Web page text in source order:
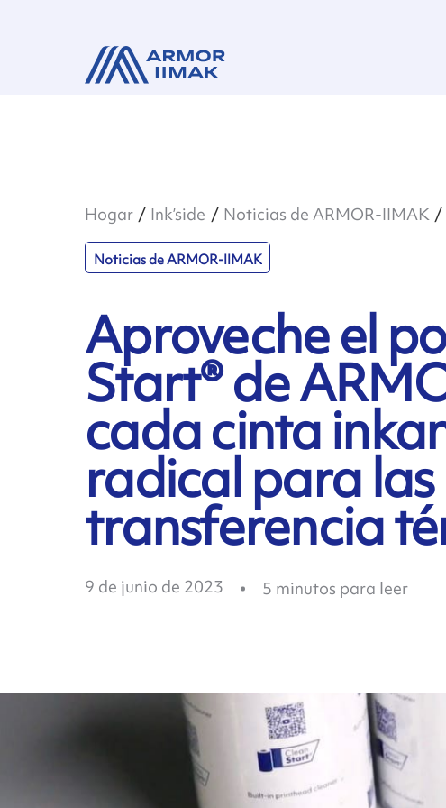
Hogar Ink’side Noticias de ARMOR-IIMAK
Noticias de ARMOR-IIMAK
Aproveche el
Start® de
cada cinta
radical para
transferencia
9 de junio de 2023 5 minutos para leer